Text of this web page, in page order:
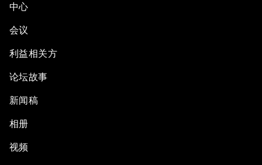
中心
会议
利益相关方
论坛故事
新闻稿
相册
视频